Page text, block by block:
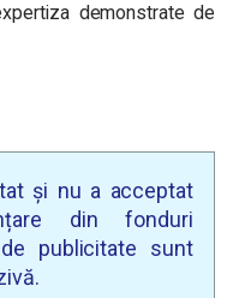
demonstrate de
și nu a acceptat
din fonduri
publicitate sunt